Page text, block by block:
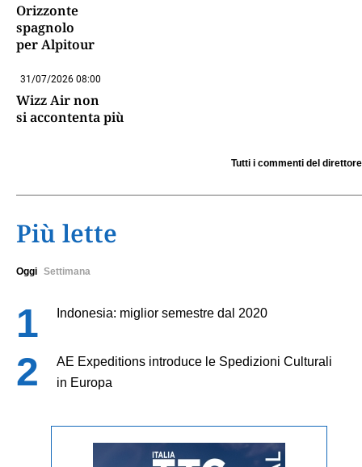
Orizzonte
spagnolo
per Alpitour
31/07/2026 08:00
Wizz Air non
si accontenta più
Tutti i commenti del direttore
Più lette
Oggi Settimana
Indonesia: miglior semestre dal 2020
AE Expeditions introduce le Spedizioni Culturali
in Europa